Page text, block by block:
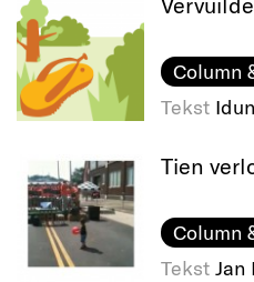
Column
Tekst
Tien
Column
Tekst Jan